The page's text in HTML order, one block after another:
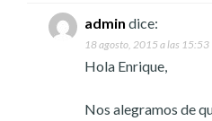
admin dice:
18 agosto, 2015 a las 15:53
Hola Enrique,
Nos alegramos de